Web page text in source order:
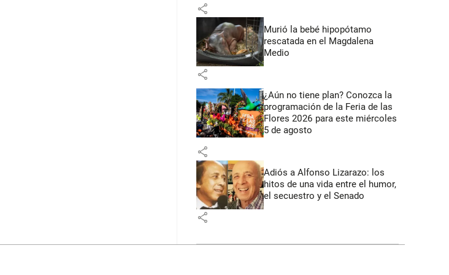
share
Murió la bebé hipopótamo
rescatada en el Magdalena
Medio
share
¿Aún no tiene plan? Conozca la
programación de la Feria de las
Flores 2026 para este miércoles
5 de agosto
share
Adiós a Alfonso Lizarazo: los
hitos de una vida entre el humor,
el secuestro y el Senado
share